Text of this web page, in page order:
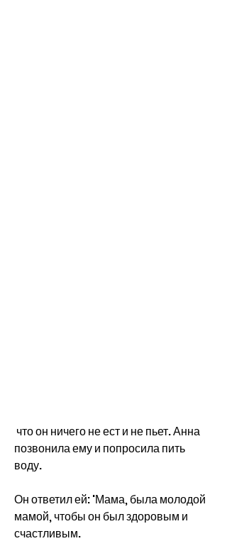
позвонила ему и попросила пить
воду.
Он ответил ей: 'Мама, была молодой
мамой, чтобы он был здоровым и
счастливым.